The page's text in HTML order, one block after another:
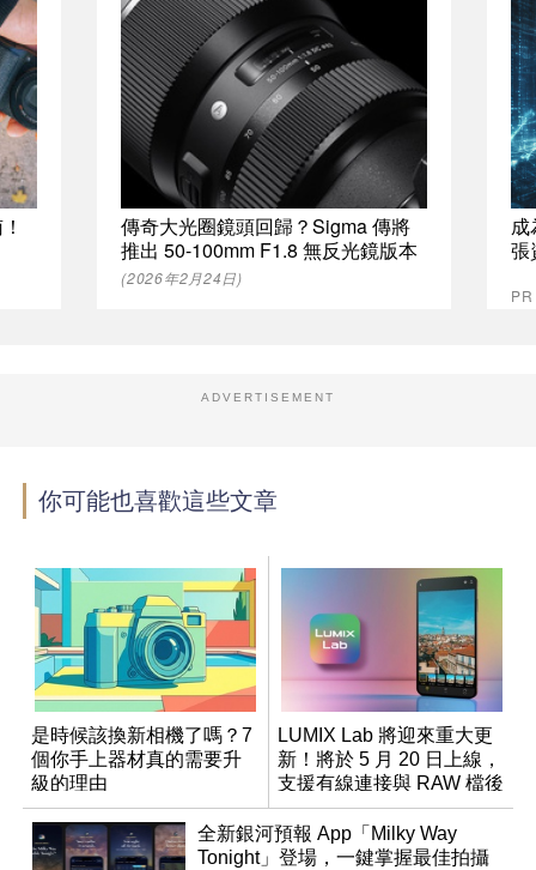
傳奇大光圈鏡頭回歸？Sigma 傳將
推出 50-100mm F1.8 無反光鏡版本
(2026年2月24日)
成
張
ADVERTISEMENT
你可能也喜歡這些文章
是時候該換新相機了嗎？7
個你手上器材真的需要升
級的理由
LUMIX Lab 將迎來重大更
新！將於 5 月 20 日上線，
支援有線連接與 RAW 檔後
製
全新銀河預報 App「Milky Way
Tonight」登場，一鍵掌握最佳拍攝